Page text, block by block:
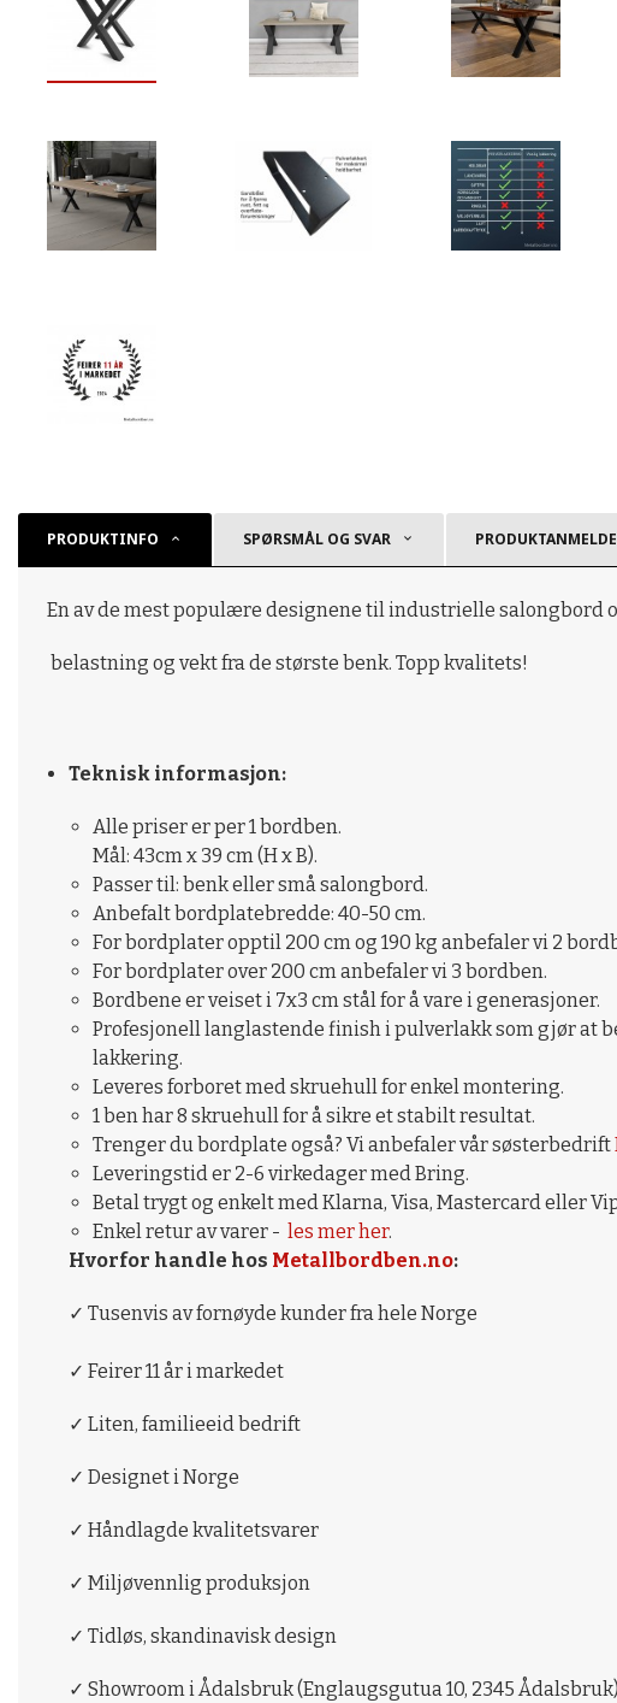
PRODUKTINFO SPØRSMÅL OG SVAR
En av de mest populære designene til industrielle salongbord
belastning og vekt fra de største benk. Topp kvalitets!
Teknisk informasjon:
Alle priser er per 1 bordben.
Mål: 43cm x 39 cm (H x B).
Passer til: benk eller små salongbord.
Anbefalt bordplatebredde: 40-50 cm.
For bordplater opptil 200 cm og 190 kg anbefaler vi 2
For bordplater over 200 cm anbefaler vi 3 bordben.
Bordbene er veiset i 7x3 cm stål for å vare i generasjoner.
Profesjonell langlastende finish i pulverlakk som gjør at
lakkering.
Leveres forboret med skruehull for enkel montering.
1 ben har 8 skruehull for å sikre et stabilt resultat.
Trenger du bordplate også? Vi anbefaler vår søsterbedrift
Leveringstid er 2-6 virkedager med Bring.
Betal trygt og enkelt med Klarna, Visa, Mastercard eller
Enkel retur av varer - les mer her.
Hvorfor handle hos Metallbordben.no:
✓ Tusenvis av fornøyde kunder fra hele Norge
✓ Feirer 11 år i markedet
✓ Liten, familieeid bedrift
✓ Designet i Norge
✓ Håndlagde kvalitetsvarer
✓ Miljøvennlig produksjon
✓ Tidløs, skandinavisk design
✓ Showroom i Ådalsbruk (Englaugsgutua 10, 2345 Ådalsbruk)